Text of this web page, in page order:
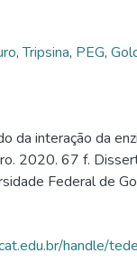
,Tripsina, PEG,
da interação da
2020. 67 f.
Federal de
handle/